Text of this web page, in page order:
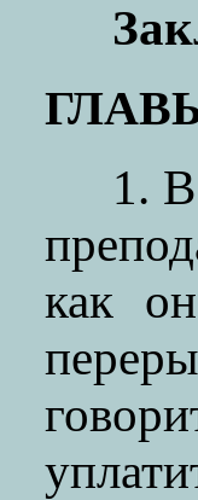
1.
как